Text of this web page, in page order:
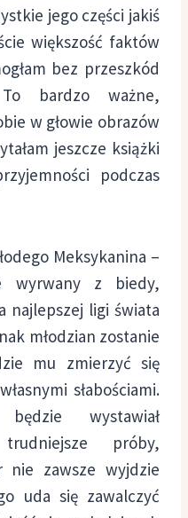
jego części jakiś
większość faktów
bez przeszkód
bardzo ważne,
w głowie obrazów
jeszcze książki
podczas
Meksykanina –
wyrwany z biedy,
najlepszej ligi świata
młodzian zostanie
mu zmierzyć się
słabościami.
wystawiał
próby,
zawsze wyjdzie
uda się zawalczyć